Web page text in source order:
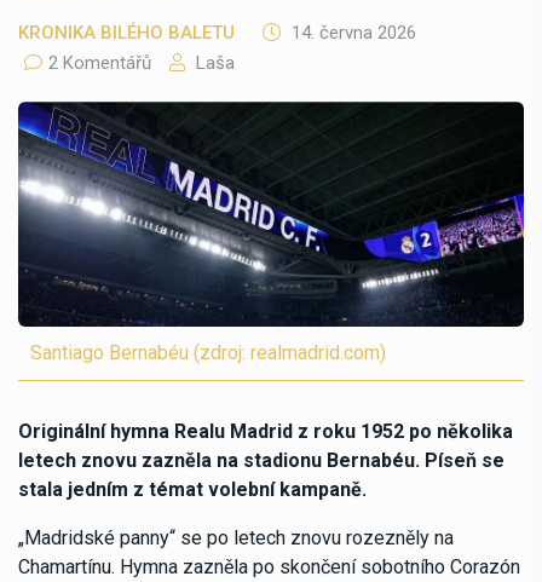
KRONIKA BILÉHO BALETU
14. června 2026
2 Komentářů
Laša
Santiago Bernabéu (zdroj: realmadrid.com)
Originální hymna Realu Madrid z roku 1952 po několika
letech znovu zazněla na stadionu Bernabéu. Píseň se
stala jedním z témat volební kampaně.
„Madridské panny“ se po letech znovu rozezněly na
Chamartínu. Hymna zazněla po skončení sobotního Corazón